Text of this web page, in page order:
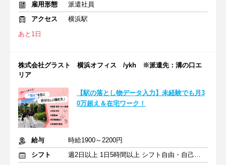
雇用形態
派遣社員
アクセス
横浜駅
あと1日
株式会社グラスト 横浜オフィス /ykh ※派遣先：溝の口エ
リア
【駅の落とし物データ入力】未経験でも月3
0万超え＆在宅ワーク！
給与
時給1900～2200円
シフト
週2日以上 1日5時間以上 シフト自由・自己申告